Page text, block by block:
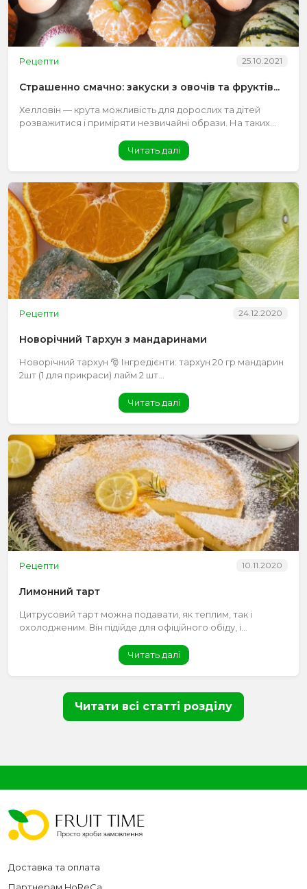
Рецепти 25.10.2021
Страшенно смачно: закуски з овочів та фруктів...
Хелловін — крута можливість для дорослих та дітей
розважитися і приміряти незвичайні образи. На таких...
Читать далі
Рецепти 24.12.2020
Новорічний Тархун з мандаринами
Новорічний тархун 🎅 Інгредієнти: тархун 20 гр мандарин
2шт (1 для прикраси) лайм 2 шт...
Читать далі
Рецепти 10.11.2020
Лимонний тарт
Цитрусовий тарт можна подавати, як теплим, так і
охолодженим. Він підійде для офіційного обіду, і...
Читать далі
Читати всі статті розділу
Доставка та оплата